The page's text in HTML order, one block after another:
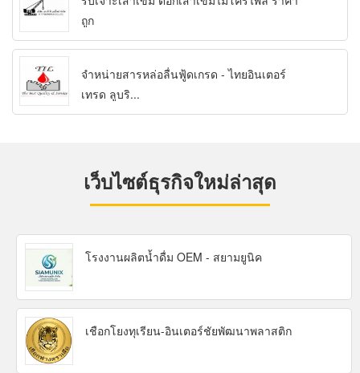
ถูก
จำหน่ายสารหล่อลื่นฟู้ดเกรด - ไทยอินเตอร์
เทรด ลูบริ...
เว็บไซต์ธุรกิจใหม่ล่าสุด
โรงงานผลิตน้ำดื่ม OEM - สยามยูนิค
เชือกโยงทุเรียน-อินเตอร์ชัยพัฒนาพลาสติก